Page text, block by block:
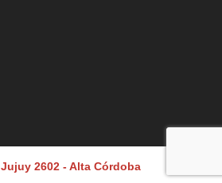
Jujuy 2602 - Alta Córdoba